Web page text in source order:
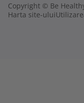
Copyright © Be
Harta site-ului